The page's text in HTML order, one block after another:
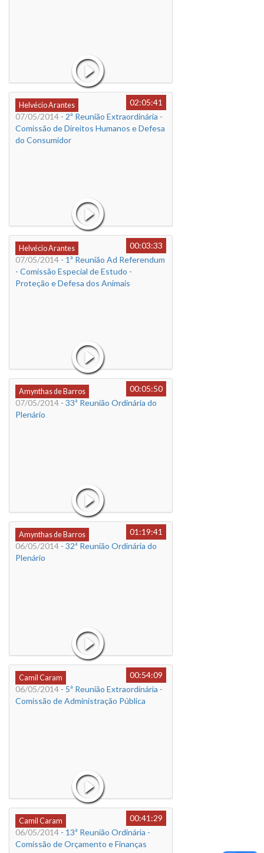
Helvécio Arantes
02:05:41
07/05/2014 - 2ª Reunião Extraordinária -
Comissão de Direitos Humanos e Defesa
do Consumidor
Helvécio Arantes
00:03:33
07/05/2014 - 1ª Reunião Ad Referendum
- Comissão Especial de Estudo -
Proteção e Defesa dos Animais
Amynthas de Barros
00:05:50
07/05/2014 - 33ª Reunião Ordinária do
Plenário
Amynthas de Barros
01:19:41
06/05/2014 - 32ª Reunião Ordinária do
Plenário
Camil Caram
00:54:09
06/05/2014 - 5ª Reunião Extraordinária -
Comissão de Administração Pública
Camil Caram
00:41:29
06/05/2014 - 13ª Reunião Ordinária -
Comissão de Orçamento e Finanças